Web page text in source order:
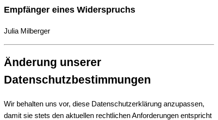
Empfänger eines Widerspruchs
Julia Milberger
Änderung unserer
Datenschutzbestimmungen
Wir behalten uns vor, diese Datenschutzerklärung anzupassen,
damit sie stets den aktuellen rechtlichen Anforderungen entspricht